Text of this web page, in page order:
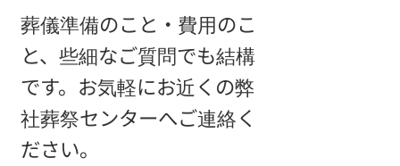
葬儀準備のこと・費用のこ
と、些細なご質問でも結構
です。 お気軽にお近くの弊
社葬祭センターへご連絡く
ださい。